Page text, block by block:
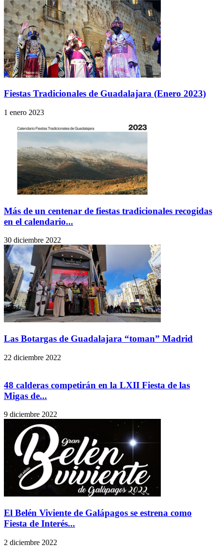
Fiestas Tradicionales de Guadalajara (Enero 2023)
1 enero 2023
Más de un centenar de fiestas tradicionales recogidas
en el calendario...
30 diciembre 2022
Las Botargas de Guadalajara “toman” Madrid
22 diciembre 2022
48 calderas competirán en la LXII Fiesta de las
Migas de...
9 diciembre 2022
El Belén Viviente de Galápagos se estrena como
Fiesta de Interés...
2 diciembre 2022